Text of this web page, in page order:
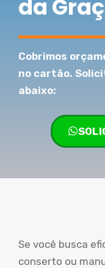
da
Cobrimos
no cartão.
abaixo:
Se você busca
conserto ou